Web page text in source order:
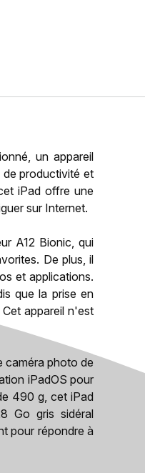
un appareil
productivité et
iPad offre une
sur Internet.
A12 Bionic, qui
De plus, il
et applications.
que la prise en
appareil n'est
caméra photo de
iPadOS pour
490 g, cet iPad
Go gris sidéral
pour répondre à